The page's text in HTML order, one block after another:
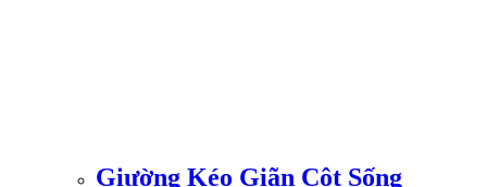
Giường Kéo Giãn Cột Sống